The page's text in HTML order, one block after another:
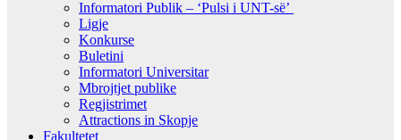
Informatori Publik – ‘Pulsi i UNT-së’
Ligje
Konkurse
Buletini
Informatori Universitar
Mbrojtjet publike
Regjistrimet
Attractions in Skopje
Fakultetet